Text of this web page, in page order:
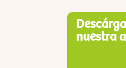
nuestra